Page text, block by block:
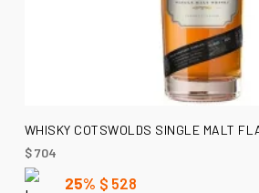
LEER MÁS
WHISKY COTSWOLDS SINGLE MALT
$704
25% $ 528